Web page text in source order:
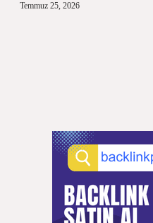
Temmuz 25, 2026